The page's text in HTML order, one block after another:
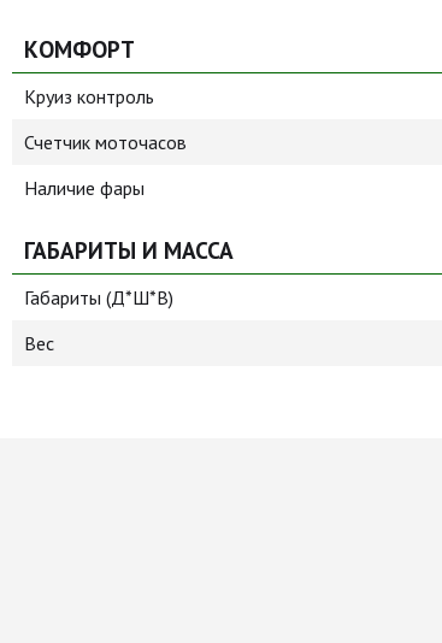
КОМФОРТ
Круиз контроль
Счетчик моточасов
Наличие фары
ГАБАРИТЫ И МАССА
Габариты (Д*Ш*В)
Вес